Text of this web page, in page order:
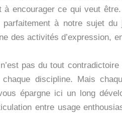
à encourager ce qui veut
parfaitement à notre sujet
des activités d’expression,
pas du tout
discipline. Mais
épargne ici un long
entre usage